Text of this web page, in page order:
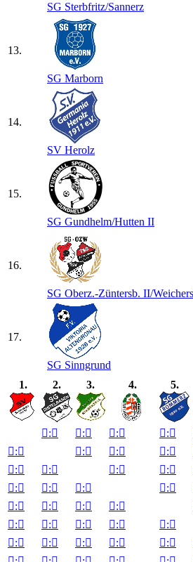
SG Sterbfritz/​Sannerz
13.
SG Marborn
14.
SV Herolz
15.
SG Gundhelm/​Hutten II
16.
SG Oberz.-Züntersb. II/​
17.
SG Sinngrund
1.
2. 3. 4. 5.
: : : :
: : : :
: : : :
: : : :
: : : :
: : : : :
: : : : :